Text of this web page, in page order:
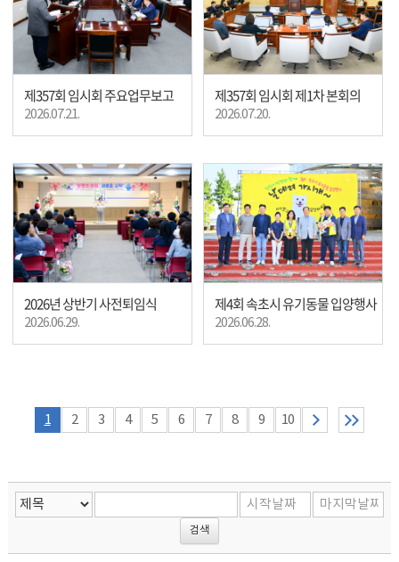
제357회 임시회 주요업무보고
2026.07.21.
제357회 임시회 제1차 본회의
2026.07.20.
2026년 상반기 사전퇴임식
2026.06.29.
제4회 속초시 유기동물 입양행사
2026.06.28.
1 2 3 4 5 6 7 8 9 10